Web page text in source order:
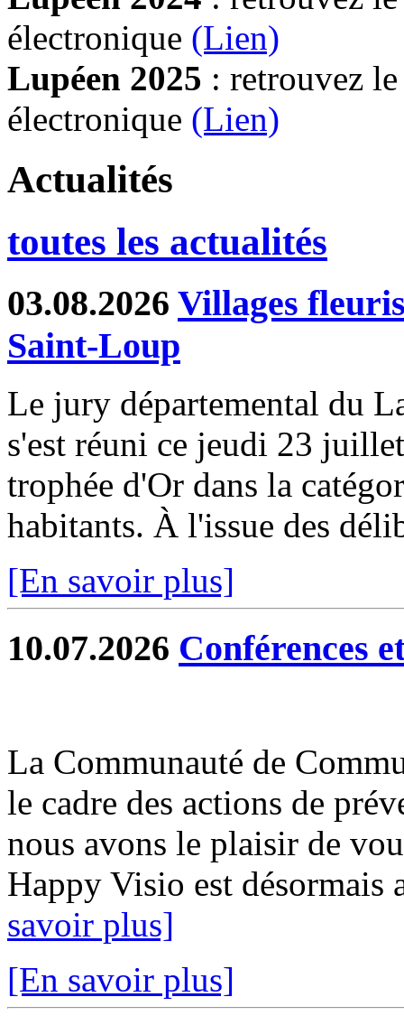
électronique (Lien)
Lupéen 2025 : retrouvez
électronique (Lien)
Actualités
toutes les actualités
03.08.2026 Villages
Saint-Loup
Le jury départemental du
s'est réuni ce jeudi 23
trophée d'Or dans la
habitants. À l'issue des
[En savoir plus]
10.07.2026 Conférences
La Communauté de
le cadre des actions de
nous avons le plaisir de
Happy Visio est désormais
savoir plus]
[En savoir plus]